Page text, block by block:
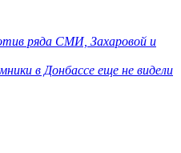
ряда СМИ, Захаровой и
в Донбассе еще не видели